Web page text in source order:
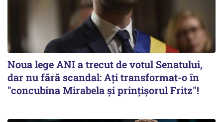
Noua lege ANI a trecut de votul Senatului,
dar nu fără scandal: Ați transformat-o în
"concubina Mirabela şi prinţişorul Fritz"!